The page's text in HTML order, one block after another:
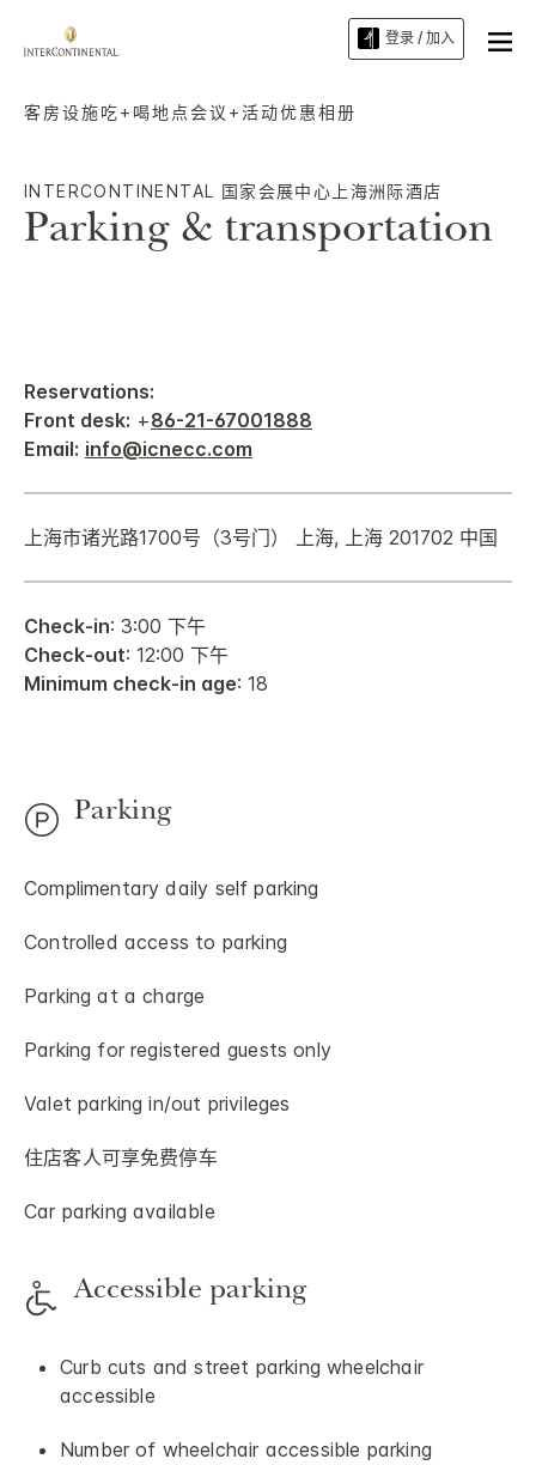
登录 / 加入
客房设施吃+喝地点会议+活动优惠相册
INTERCONTINENTAL 国家会展中心上海洲际酒店
Parking & transportation
Reservations:
Front desk: +86-21-67001888
Email: info@icnecc.com
上海市诸光路1700号（3号门） 上海, 上海 201702 中国
Check-in: 3:00 下午
Check-out: 12:00 下午
Minimum check-in age: 18
Parking
Complimentary daily self parking
Controlled access to parking
Parking at a charge
Parking for registered guests only
Valet parking in/out privileges
住店客人可享免费停车
Car parking available
Accessible parking
Curb cuts and street parking wheelchair
accessible
Number of wheelchair accessible parking